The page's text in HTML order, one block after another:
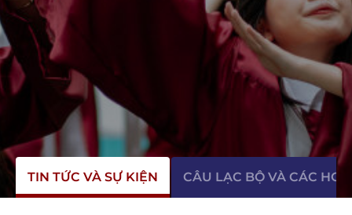
TIN TỨC VÀ SỰ KIỆN CÂU LẠC BỘ VÀ CÁC